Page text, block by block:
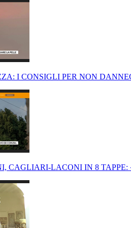
I CONSIGLI PER NON
CAGLIARI-LACONI IN 8